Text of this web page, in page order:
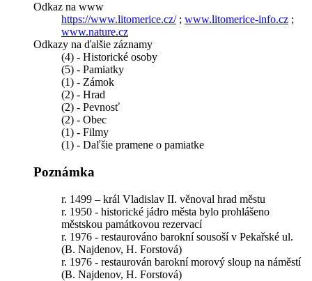
Odkaz na www
https://www.litomerice.cz/; www.litomerice-info.cz ;
www.nature.cz
Odkazy na ďalšie záznamy
(4) - Historické osoby
(5) - Pamiatky
(1) - Zámok
(2) - Hrad
(2) - Pevnosť
(2) - Obec
(1) - Filmy
(1) - Daľšie pramene o pamiatke
Poznámka
r. 1499 – král Vladislav II. věnoval hrad městu
r. 1950 - historické jádro města bylo prohlášeno
městskou památkovou rezervací
r. 1976 - restaurováno barokní sousoší v Pekařské ul.
(B. Najdenov, H. Forstová)
r. 1976 - restaurován barokní morový sloup na náměstí
(B. Najdenov, H. Forstová)